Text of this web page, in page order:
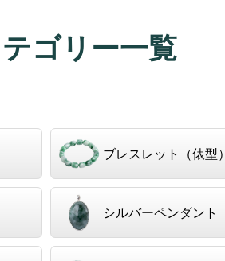
ゴリー一覧
ブレスレット（俵型
シルバーペンダント